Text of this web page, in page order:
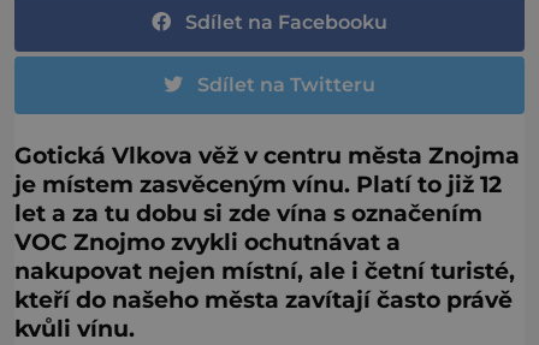
Sdílet na Facebooku
Sdílet na Twitteru
Gotická Vlkova věž v centru města Znojma
je místem zasvěceným vínu. Platí to již 12
let a za tu dobu si zde vína s označením
VOC Znojmo zvykli ochutnávat a
nakupovat nejen místní, ale i četní turisté,
kteří do našeho města zavítají často právě
kvůli vínu.